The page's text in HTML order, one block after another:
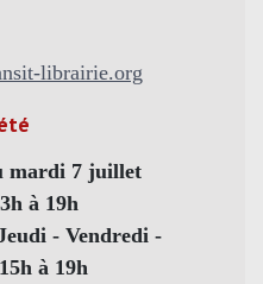
librairie.org
mardi 7 juillet
à 19h
- Vendredi -
à 19h